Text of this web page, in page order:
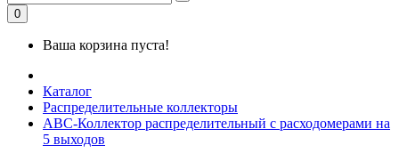
0
Ваша корзина пуста!
Каталог
Распределительные коллекторы
АВС-Коллектор распределительный с расходомерами на
5 выходов